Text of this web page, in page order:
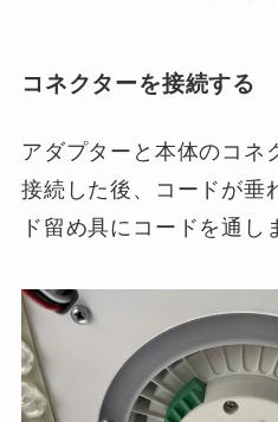
コネクターを接続する
アダプターと本体のコネ
接続した後、コードが垂
ド留め具にコードを通し